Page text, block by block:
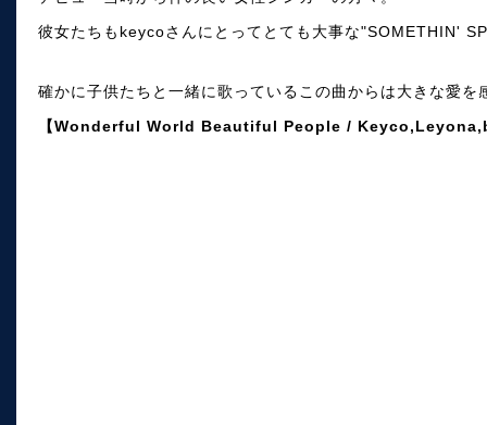
彼女たちもkeycoさんにとってとても大事な"SOMETHIN'
確かに子供たちと一緒に歌っているこの曲からは大きな愛を
【Wonderful World Beautiful People /